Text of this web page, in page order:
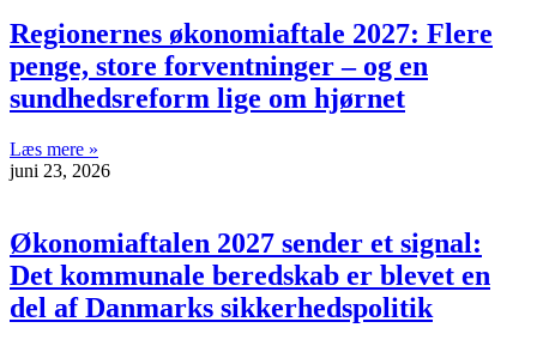
Regionernes økonomiaftale 2027: Flere
penge, store forventninger – og en
sundhedsreform lige om hjørnet
Læs mere »
juni 23, 2026
Økonomiaftalen 2027 sender et signal:
Det kommunale beredskab er blevet en
del af Danmarks sikkerhedspolitik